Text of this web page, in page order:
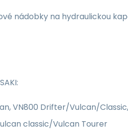
nádobky na hydraulickou
VN800 Drifter/Vulcan/Classic,
classic/Vulcan Tourer